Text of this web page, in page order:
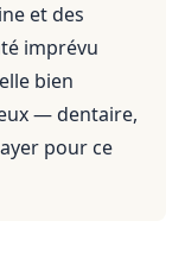
et des
imprévu
bien
— dentaire,
pour ce